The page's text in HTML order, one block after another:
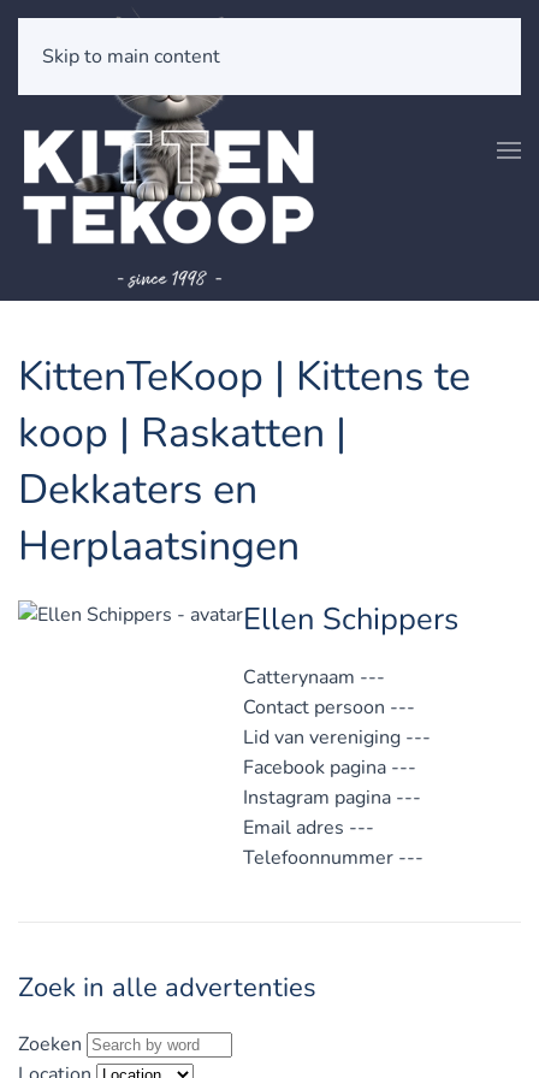
Skip to main content
KittenTeKoop | Kittens te
koop | Raskatten |
Dekkaters en
Herplaatsingen
Ellen Schippers
Catterynaam ---
Contact persoon ---
Lid van vereniging ---
Facebook pagina ---
Instagram pagina ---
Email adres ---
Telefoonnummer ---
Zoek in alle advertenties
Zoeken